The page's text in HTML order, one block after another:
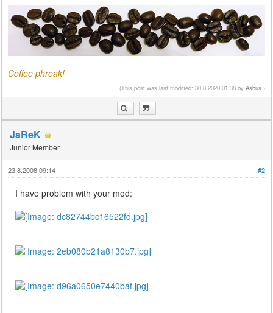
Coffee phreak!
(This post was last modified: 30.8.2020 01:38 by Ashus.)
JaReK
Junior Member
#2
23.8.2008 09:14
I have problem with your mod: